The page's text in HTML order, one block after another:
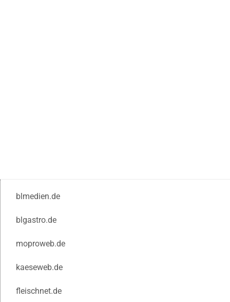
blmedien.de
blgastro.de
moproweb.de
kaeseweb.de
fleischnet.de